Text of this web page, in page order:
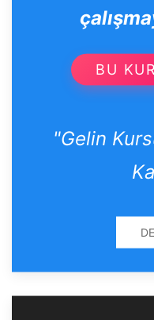
BU
"Gelin